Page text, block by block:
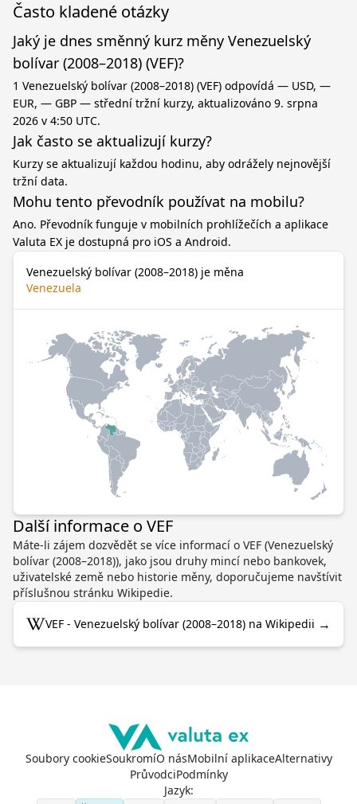
Často kladené otázky
Jaký je dnes směnný kurz měny Venezuelský
bolívar (2008–2018) (VEF)?
1 Venezuelský bolívar (2008–2018) (VEF) odpovídá — USD, —
EUR, — GBP — střední tržní kurzy, aktualizováno 9. srpna
2026 v 4:50 UTC.
Jak často se aktualizují kurzy?
Kurzy se aktualizují každou hodinu, aby odrážely nejnovější
tržní data.
Mohu tento převodník používat na mobilu?
Ano. Převodník funguje v mobilních prohlížečích a aplikace
Valuta EX je dostupná pro iOS a Android.
Venezuelský bolívar (2008–2018) je měna
Venezuela
Další informace o VEF
Máte-li zájem dozvědět se více informací o VEF (Venezuelský
bolívar (2008–2018)), jako jsou druhy mincí nebo bankovek,
uživatelské země nebo historie měny, doporučujeme navštívit
příslušnou stránku Wikipedie.
VEF - Venezuelský bolívar (2008–2018) na Wikipedii →
Soubory cookieSoukromíO násMobilní aplikaceAlternativy
PrůvodciPodmínky
Jazyk: